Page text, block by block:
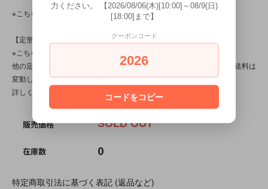
※こちらの商品は、中古・ヴィンテージ品です。
【定形外対応商品】
※こちらの商品は【サイズ規格内・(1)～50gまで】です。
他の定形外対応商品と複数購入される場合は、サイズや重量によって送料は
変動します。送料は【最終注文確認書】で確定します。
詳しくは
こちら
販売価格 SOLD OUT
在庫数 0
特定商取引法に基づく表記 (返品など)
力ください。 【2026/08/06(木)[10:00]～08/9(日)
[18:00]まで】
クーポンコード
2026
コードをコピー